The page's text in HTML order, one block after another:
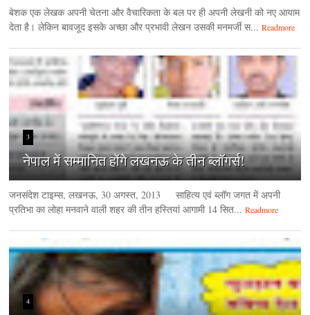
बेशक एक लेखक अपनी चेतना और वैचारिकता के बल पर ही अपनी लेखनी को नए आयाम
देता है। लेकिन बावजूद इसके अच्छा और प्रभावी लेखन उसकी मनमर्जी स... Readmore
3
नेपाल में सम्मानित होंगे लखनऊ के तीन ब्लॉगर्स!
जनसंदेश टाइम्‍स, लखनऊ, 30 अगस्‍त, 2013 साहित्य एवं ब्लॉग जगत में अपनी
प्रतिभा का लोहा मनवाने वाली शहर की तीन हस्तियां आगामी 14 सित... Readmore
4